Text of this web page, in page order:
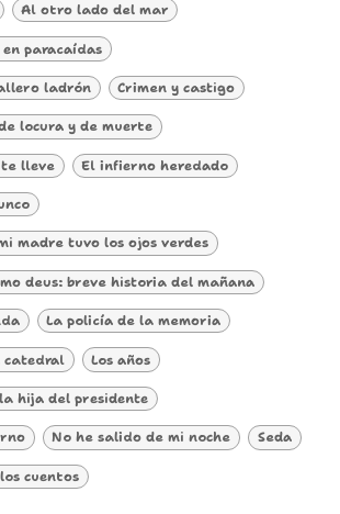
Al otro lado del mar
paracaídas
ladrón Crimen y castigo
locura y de muerte
te lleve El infierno heredado
madre tuvo los ojos verdes
deus: breve historia del mañana
La policía de la memoria
catedral Los años
hija del presidente
No he salido de mi noche Seda
cuentos